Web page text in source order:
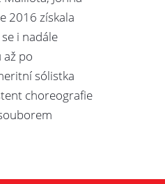
2016 získala
i nadále
po
sólistka
choreografie